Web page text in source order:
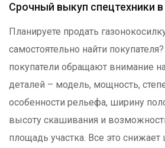
Срочный выкуп спецтехники в
Планируете продать
самостоятельно найти
покупатели обращают внимание
деталей – модель, мощность,
особенности рельефа, ширину
высоту скашивания и
площадь участка. Все это снижает